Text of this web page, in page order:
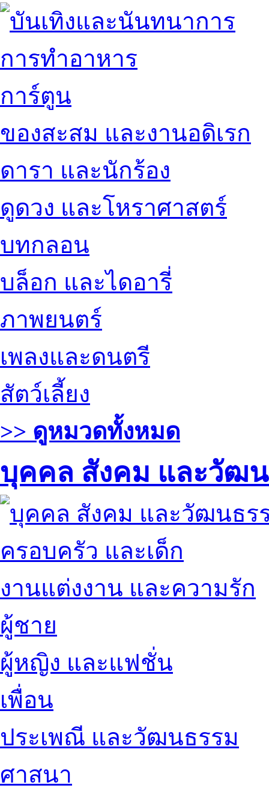
การทำอาหาร
การ์ตูน
ของสะสม และงานอดิเรก
ดารา และนักร้อง
ดูดวง และโหราศาสตร์
บทกลอน
บล็อก และไดอารี่
ภาพยนตร์
เพลงและดนตรี
สัตว์เลี้ยง
>> ดูหมวดทั้งหมด
บุคคล สังคม และวัฒ
ครอบครัว และเด็ก
งานแต่งงาน และความรัก
ผู้ชาย
ผู้หญิง และแฟชั่น
เพื่อน
ประเพณี และวัฒนธรรม
ศาสนา